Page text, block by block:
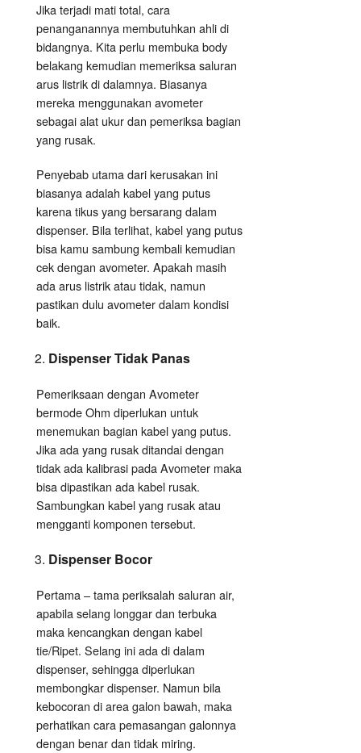
Jika terjadi mati total, cara
penanganannya membutuhkan ahli di
bidangnya. Kita perlu membuka body
belakang kemudian memeriksa saluran
arus listrik di dalamnya. Biasanya
mereka menggunakan avometer
sebagai alat ukur dan pemeriksa bagian
yang rusak.
Penyebab utama dari kerusakan ini
biasanya adalah kabel yang putus
karena tikus yang bersarang dalam
dispenser. Bila terlihat, kabel yang putus
bisa kamu sambung kembali kemudian
cek dengan avometer. Apakah masih
ada arus listrik atau tidak, namun
pastikan dulu avometer dalam kondisi
baik.
Dispenser Tidak Panas
Pemeriksaan dengan Avometer
bermode Ohm diperlukan untuk
menemukan bagian kabel yang putus.
Jika ada yang rusak ditandai dengan
tidak ada kalibrasi pada Avometer maka
bisa dipastikan ada kabel rusak.
Sambungkan kabel yang rusak atau
mengganti komponen tersebut.
Dispenser Bocor
Pertama – tama periksalah saluran air,
apabila selang longgar dan terbuka
maka kencangkan dengan kabel
tie/Ripet. Selang ini ada di dalam
dispenser, sehingga diperlukan
membongkar dispenser. Namun bila
kebocoran di area galon bawah, maka
perhatikan cara pemasangan galonnya
dengan benar dan tidak miring.